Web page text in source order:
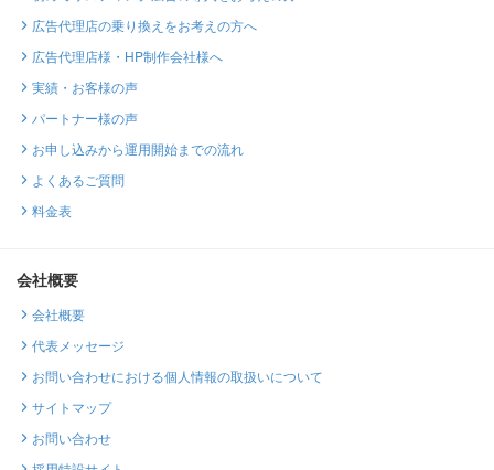
広告代理店の乗り換えをお考えの方へ
広告代理店様・HP制作会社様へ
実績・お客様の声
パートナー様の声
お申し込みから運用開始までの流れ
よくあるご質問
料金表
会社概要
会社概要
代表メッセージ
お問い合わせにおける個人情報の取扱いについて
サイトマップ
お問い合わせ